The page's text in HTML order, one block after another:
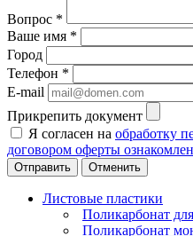
Вопрос *
Ваше имя *
Город
Телефон *
E-mail
Прикрепить документ
Я согласен на обработку
договором оферты ознакомлен
Отменить
Листовые пластики
Поликарбонат
Поликарбонат